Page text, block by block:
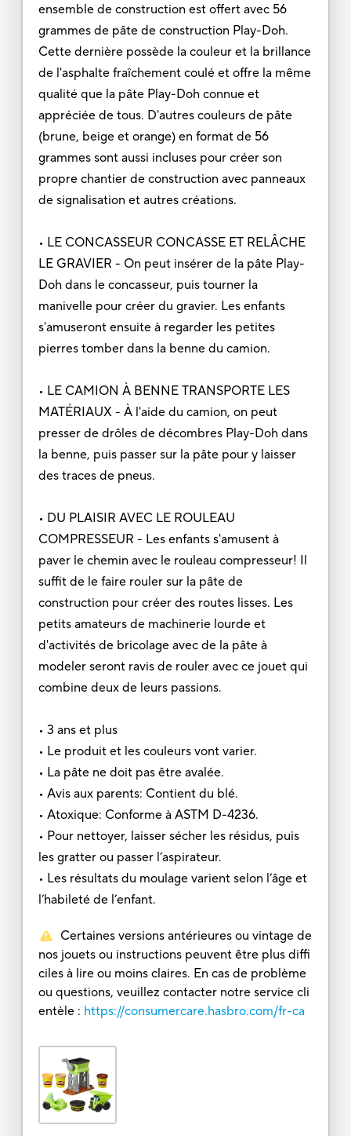
ensemble de construction est offert avec 56
grammes de pâte de construction Play-Doh.
Cette dernière possède la couleur et la brillance
de l'asphalte fraîchement coulé et offre la même
qualité que la pâte Play-Doh connue et
appréciée de tous. D'autres couleurs de pâte
(brune, beige et orange) en format de 56
grammes sont aussi incluses pour créer son
propre chantier de construction avec panneaux
de signalisation et autres créations.
• LE CONCASSEUR CONCASSE ET RELÂCHE
LE GRAVIER - On peut insérer de la pâte Play-
Doh dans le concasseur, puis tourner la
manivelle pour créer du gravier. Les enfants
s'amuseront ensuite à regarder les petites
pierres tomber dans la benne du camion.
• LE CAMION À BENNE TRANSPORTE LES
MATÉRIAUX - À l'aide du camion, on peut
presser de drôles de décombres Play-Doh dans
la benne, puis passer sur la pâte pour y laisser
des traces de pneus.
• DU PLAISIR AVEC LE ROULEAU
COMPRESSEUR - Les enfants s'amusent à
paver le chemin avec le rouleau compresseur! Il
suffit de le faire rouler sur la pâte de
construction pour créer des routes lisses. Les
petits amateurs de machinerie lourde et
d'activités de bricolage avec de la pâte à
modeler seront ravis de rouler avec ce jouet qui
combine deux de leurs passions.
• 3 ans et plus
• Le produit et les couleurs vont varier.
• La pâte ne doit pas être avalée.
• Avis aux parents: Contient du blé.
• Atoxique: Conforme à ASTM D-4236.
• Pour nettoyer, laisser sécher les résidus, puis
les gratter ou passer l’aspirateur.
• Les résultats du moulage varient selon l’âge et
l’habileté de l’enfant.
Certaines versions antérieures ou vintage de
nos jouets ou instructions peuvent être plus diffi
ciles à lire ou moins claires. En cas de problème
ou questions, veuillez contacter notre service cli
entèle : https://consumercare.hasbro.com/fr-ca